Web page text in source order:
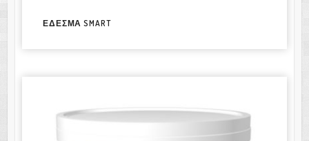
ΕΔΕΣΜΑ SMART